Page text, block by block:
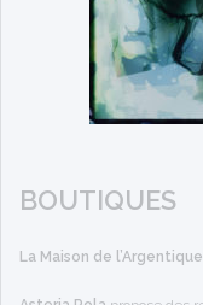
BOUTIQUES
La Maison de l’Argentique